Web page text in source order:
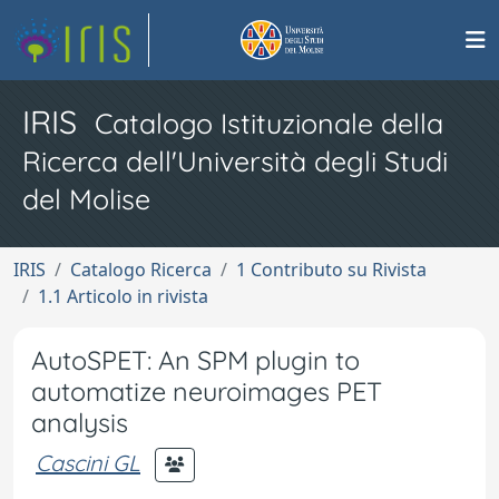
IRIS Catalogo Istituzionale della
Ricerca dell'Università degli Studi
del Molise
IRIS Catalogo Ricerca
1 Contributo su Rivista
1.1 Articolo in rivista
AutoSPET: An SPM plugin to
automatize neuroimages PET
analysis
Cascini GL